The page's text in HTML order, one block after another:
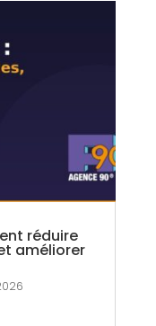
réduire
améliorer